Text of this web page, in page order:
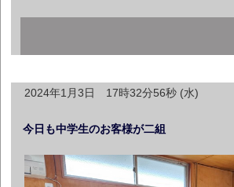
2024年1月3日 17時32分56秒 (水)
今日も中学生のお客様が二組